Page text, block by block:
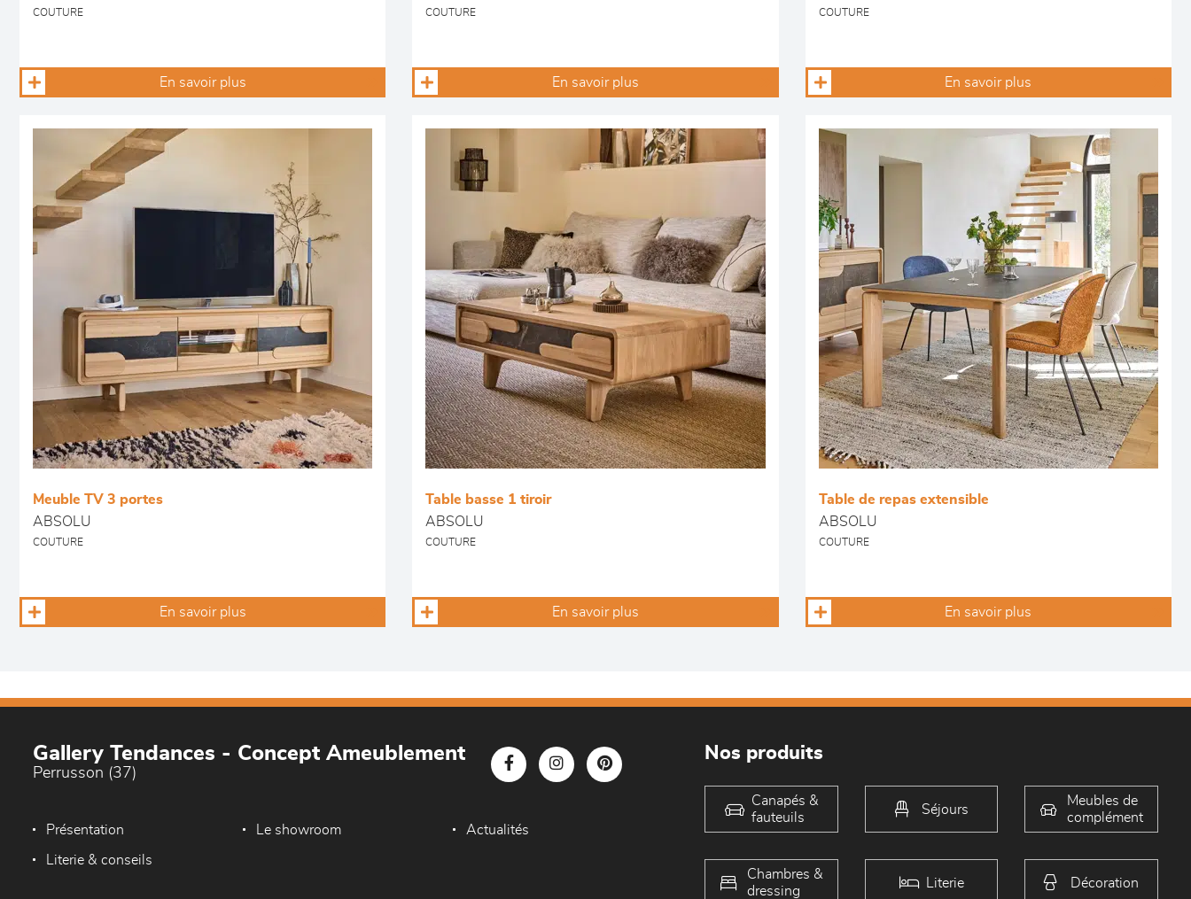
COUTURE
En savoir plus
COUTURE
En savoir plus
COUTURE
En savoir plus
Meuble TV 3 portes
ABSOLU
COUTURE
En savoir plus
Table basse 1 tiroir
ABSOLU
COUTURE
En savoir plus
Table de repas extensible
ABSOLU
COUTURE
En savoir plus
Gallery Tendances - Concept Ameublement
Perrusson (37)
Présentation Le showroom Actualités
Literie & conseils
Nos produits
Canapés &
fauteuils
Séjours
Meubles de
complément
Chambres &
dressing
Literie Décoration